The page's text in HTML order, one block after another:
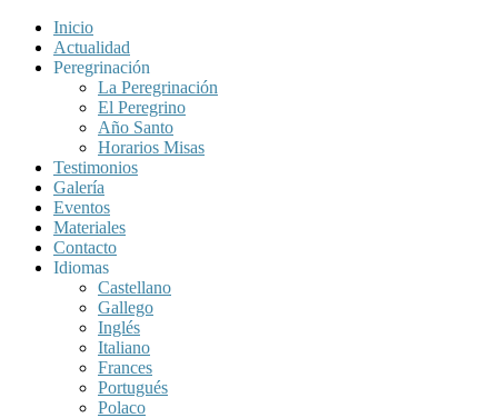
Inicio
Actualidad
Peregrinación
La Peregrinación
El Peregrino
Año Santo
Horarios Misas
Testimonios
Galería
Eventos
Materiales
Contacto
Idiomas
Castellano
Gallego
Inglés
Italiano
Frances
Portugués
Polaco